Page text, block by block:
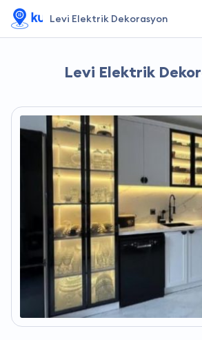
Levi Elektrik Dekorasyon
Levi Elektrik